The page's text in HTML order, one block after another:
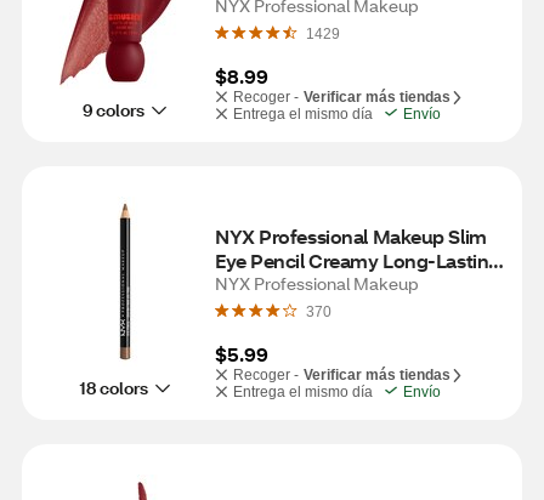
9 colors
Smushy Matte Lip Balm, Swipe 2
Smooth
NYX Professional Makeup
1429
$8.99
Recoger - Verificar más tiendas
Entrega el mismo día
Envío
18 colors
NYX Professional Makeup Slim
Eye Pencil Creamy Long-Lasting
Eyeliner, Light Brown
NYX Professional Makeup
370
$5.99
Recoger - Verificar más tiendas
Entrega el mismo día
Envío